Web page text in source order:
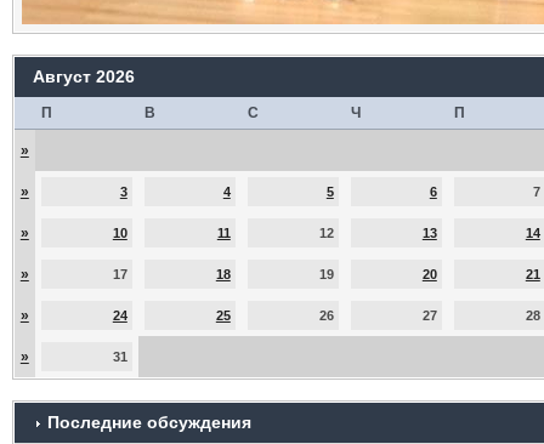
Август 2026
П В С Ч П
»
» 3 4 5 6 7
» 10 11 12 13 14
» 17 18 19 20 21
» 24 25 26 27 28
» 31
Последние обсуждения